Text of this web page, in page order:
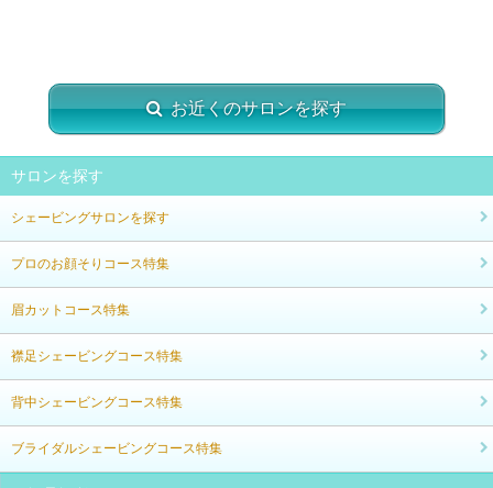
お近くのサロンを探す
サロンを探す
シェービングサロンを探す
プロのお顔そりコース特集
眉カットコース特集
襟足シェービングコース特集
背中シェービングコース特集
ブライダルシェービングコース特集